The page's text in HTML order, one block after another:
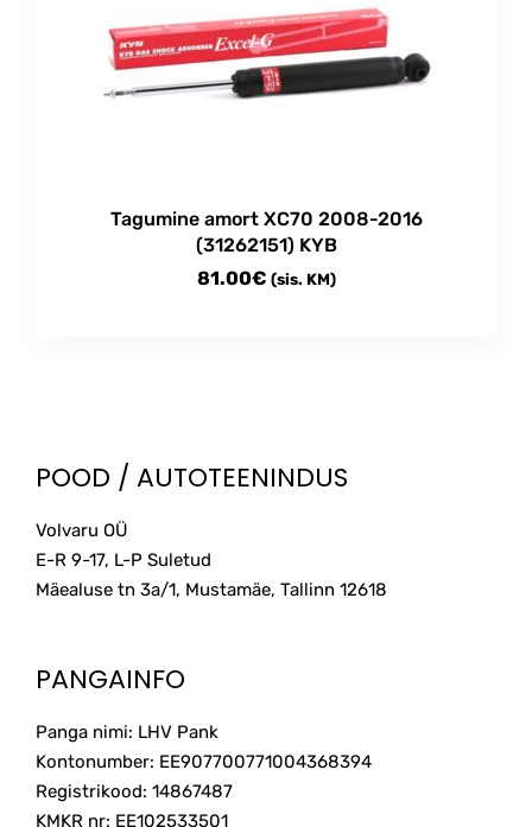
Tagumine amort XC70 2008-2016
(31262151) KYB
81.00€ (sis. KM)
POOD / AUTOTEENINDUS
Volvaru OÜ
E-R 9-17, L-P Suletud
Mäealuse tn 3a/1, Mustamäe, Tallinn 12618
PANGAINFO
Panga nimi: LHV Pank
Kontonumber: EE907700771004368394
Registrikood: 14867487
KMKR nr: EE102533501